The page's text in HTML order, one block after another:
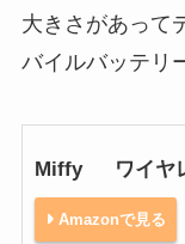
大きさがあって
バイルバッテリ
Miffy ワイヤ
Amazonで見る